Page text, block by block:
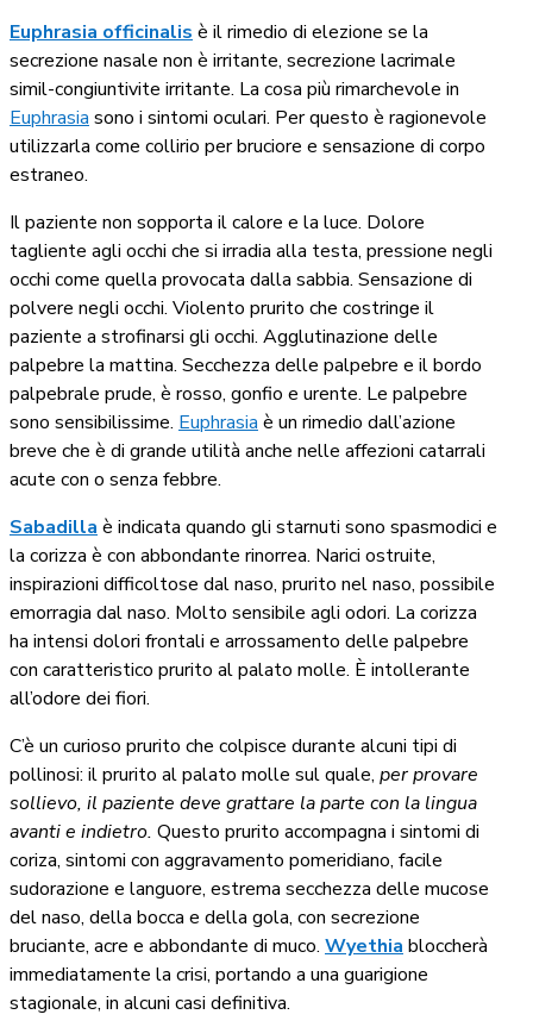
Euphrasia officinalisè il rimedio di elezione se la
secrezione nasale non è irritante, secrezione lacrimale
simil-congiuntivite irritante. La cosa più rimarchevole in
Euphrasiasono i sintomi oculari. Per questo è ragionevole
utilizzarla come collirio per bruciore e sensazione di corpo
estraneo.
Il paziente non sopporta il calore e la luce. Dolore
tagliente agli occhi che si irradia alla testa, pressione negli
occhi come quella provocata dalla sabbia. Sensazione di
polvere negli occhi. Violento prurito che costringe il
paziente a strofinarsi gli occhi. Agglutinazione delle
palpebre la mattina. Secchezza delle palpebre e il bordo
palpebrale prude, è rosso, gonfio e urente. Le palpebre
sono sensibilissime. Euphrasiaè un rimedio dall’azione
breve che è di grande utilità anche nelle affezioni catarrali
acute con o senza febbre.
Sabadillaè indicata quando gli starnuti sono spasmodici e
la corizza è con abbondante rinorrea. Narici ostruite,
inspirazioni difficoltose dal naso, prurito nel naso, possibile
emorragia dal naso. Molto sensibile agli odori. La corizza
ha intensi dolori frontali e arrossamento delle palpebre
con caratteristico prurito al palato molle. È intollerante
all’odore dei fiori.
C’è un curioso prurito che colpisce durante alcuni tipi di
pollinosi: il prurito al palato molle sul quale, per provare
sollievo, il paziente deve grattare la parte con la lingua
avanti e indietro. Questo prurito accompagna i sintomi di
coriza, sintomi con aggravamento pomeridiano, facile
sudorazione e languore, estrema secchezza delle mucose
del naso, della bocca e della gola, con secrezione
bruciante, acre e abbondante di muco. Wyethiabloccherà
immediatamente la crisi, portando a una guarigione
stagionale, in alcuni casi definitiva.